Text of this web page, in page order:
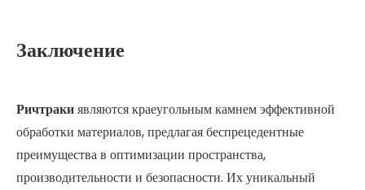
Заключение
Ричтракиявляются краеугольным камнем эффективной
обработки материалов, предлагая беспрецедентные
преимущества в оптимизации пространства,
производительности и безопасности. Их уникальный